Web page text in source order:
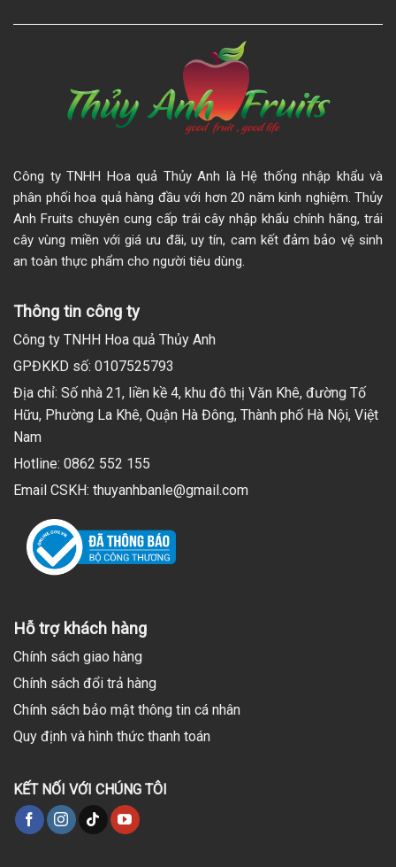
Công ty TNHH Hoa quả Thủy Anh là Hệ thống nhập khẩu và
phân phối hoa quả hàng đầu với hơn 20 năm kinh nghiệm. Thủy
Anh Fruits chuyên cung cấp trái cây nhập khẩu chính hãng, trái
cây vùng miền với giá ưu đãi, uy tín, cam kết đảm bảo vệ sinh
an toàn thực phẩm cho người tiêu dùng.
Thông tin công ty
Công ty TNHH Hoa quả Thủy Anh
GPĐKKD số: 0107525793
Địa chỉ: Số nhà 21, liền kề 4, khu đô thị Văn Khê, đường Tố
Hữu, Phường La Khê, Quận Hà Đông, Thành phố Hà Nội, Việt
Nam
Hotline: 0862 552 155
Email CSKH: thuyanhbanle@gmail.com
Hỗ trợ khách hàng
Chính sách giao hàng
Chính sách đổi trả hàng
Chính sách bảo mật thông tin cá nhân
Quy định và hình thức thanh toán
KẾT NỐI VỚI CHÚNG TÔI